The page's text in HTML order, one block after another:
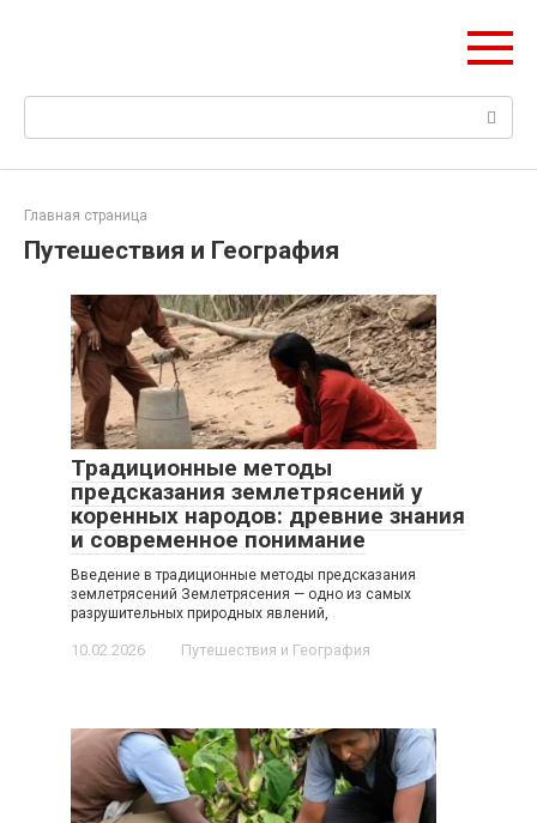
Поиск:
Главная страница
Путешествия и География
Традиционные методы
предсказания землетрясений у
коренных народов: древние знания
и современное понимание
Введение в традиционные методы предсказания
землетрясений Землетрясения — одно из самых
разрушительных природных явлений,
10.02.2026 Путешествия и География